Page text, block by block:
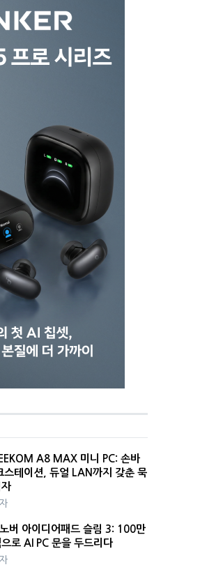
A8 MAX 미니 PC: 손바
스테이션, 듀얼 LAN까지 갖춘 묵
버 아이디어패드 슬림 3: 100만
로 AI PC 문을 두드리다